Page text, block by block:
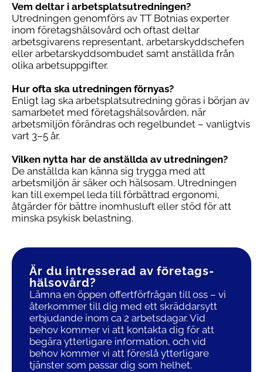
Vem deltar i arbetsplatsutredningen?
Utredningen genomförs av TT Botnias experter
inom företagshälsovård och oftast deltar
arbetsgivarens representant, arbetarskyddschefen
eller arbetarskyddsombudet samt anställda från
olika arbetsuppgifter.
Hur ofta ska utredningen förnyas?
Enligt lag ska arbetsplatsutredning göras i början av
samarbetet med företagshälsovården, när
arbetsmiljön förändras och regelbundet – vanligtvis
vart 3–5 år.
Vilken nytta har de anställda av utredningen?
De anställda kan känna sig trygga med att
arbetsmiljön är säker och hälsosam. Utredningen
kan till exempel leda till förbättrad ergonomi,
åtgärder för bättre inomhusluft eller stöd för att
minska psykisk belastning.
Är du intresserad av företags­
hälsovård?
Lämna en öppen offertförfrågan till oss – vi
återkommer till dig med ett skräddarsytt
erbjudande inom ca 2 arbetsdagar. Vid
behov kommer vi att kontakta dig för att
begära ytterligare information, och vid
behov kommer vi att föreslå ytterligare
tjänster som passar dig som helhet.